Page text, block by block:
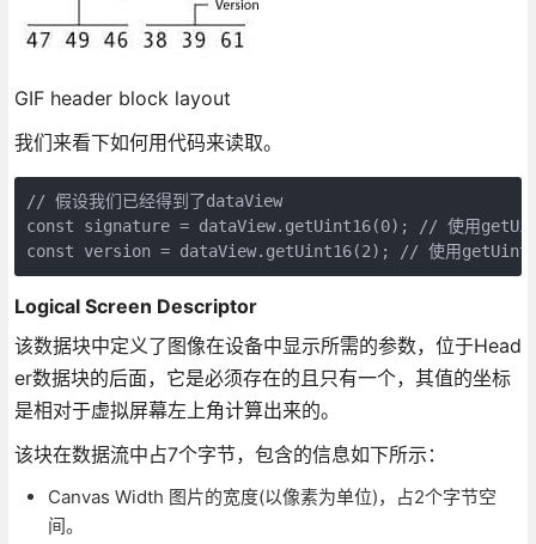
GIF header block layout
我们来看下如何用代码来读取。
// 假设我们已经得到了dataView
const signature = dataView.getUint16(0); // 使用getUint16
const version = dataView.getUint16(2); // 使用getUint16方
Logical Screen Descriptor
该数据块中定义了图像在设备中显示所需的参数，位于Head
er数据块的后面，它是必须存在的且只有一个，其值的坐标
是相对于虚拟屏幕左上角计算出来的。
该块在数据流中占7个字节，包含的信息如下所示：
Canvas Width 图片的宽度(以像素为单位)，占2个字节空
间。